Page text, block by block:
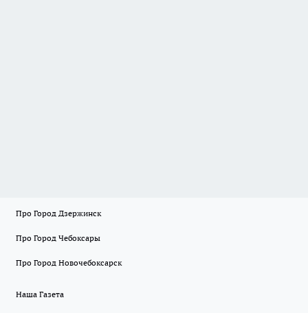
Про Город Дзержинск
Про Город Чебоксары
Про Город Новочебоксарск
Наша Газета